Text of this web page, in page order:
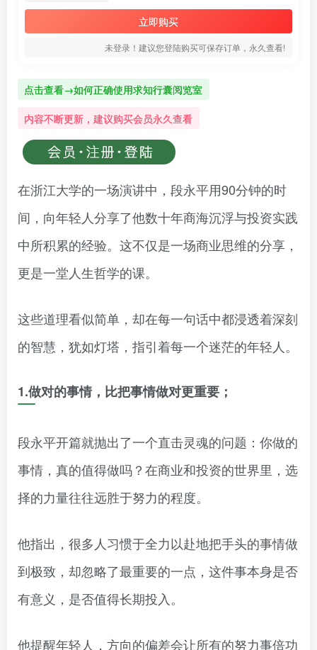
立即购买
未登录！建议您登陆购买可保存订单，永久查看!
点击查看→如何正确使用求知行囊阅览室
内容不断更新，建议购买会员永久查看
在浙江大学的一场演讲中，段永平用90分钟的时
间，向年轻人分享了他数十年商海沉浮与投资实践
中所积累的经验。这不仅是一场商业思维的分享，
更是一堂人生哲学的课。
这些道理看似简单，却在每一句话中都浸透着深刻
的智慧，犹如灯塔，指引着每一个迷茫的年轻人。
1.做对的事情，比把事情做对更重要；
段永平开篇就抛出了一个直击灵魂的问题：你做的
事情，真的值得做吗？在商业和投资的世界里，选
择的力量往往远胜于努力的程度。
他指出，很多人习惯于全力以赴地把手头的事情做
到极致，却忽略了最重要的一点，这件事本身是否
有意义，是否值得长期投入。
他提醒年轻人，方向的偏差会让所有的努力事倍功